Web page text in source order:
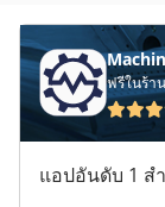
ฟรีในร้า
แอปอันดับ 1 ส